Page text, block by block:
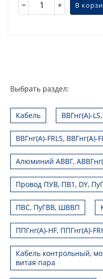
В
Выбрать раздел:
Кабель ВВГнг(А)-
ВВГнг(А)-FRLS, ВВГнг(А)-
Алюминий АВВГ,
Провод ПУВ, ПВ1, DY,
ПВС, ПуГВВ, ШВВП
ППГнг(А)-HF, ППГнг(А)-
Кабель контрольный,
витая пара